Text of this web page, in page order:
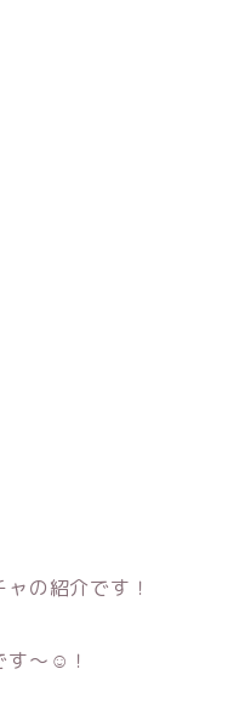
の紹介です！
す～☺！